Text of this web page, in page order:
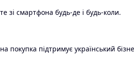
зі смартфона будь-де і будь-коли.
покупка підтримує український